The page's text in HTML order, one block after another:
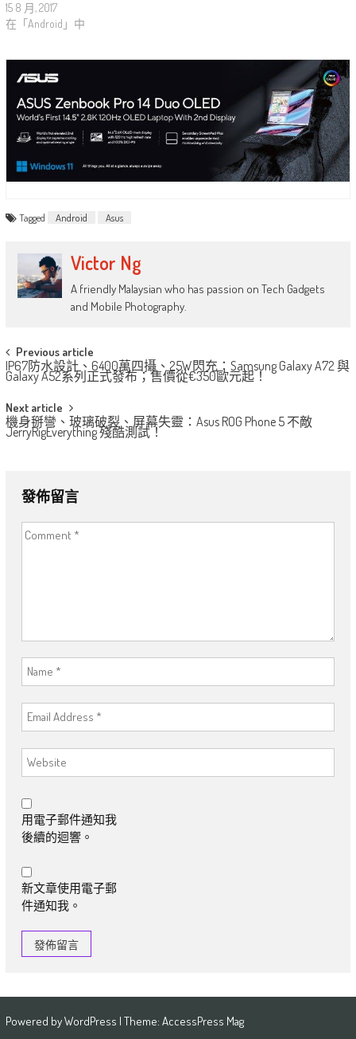
15 8 月, 2017
在「Android」中
Tagged Android Asus
Victor Ng
A friendly Malaysian who has passion on Tech Gadgets
and Mobile Photography.
Post
navigation
Previous article
IP67防水設計、6400萬四攝、25W閃充：Samsung Galaxy A72 與
Galaxy A52系列正式發布；售價從€350歐元起！
Next article
機身掰彎、玻璃破裂、屏幕失靈：Asus ROG Phone 5 不敵
JerryRigEverything 殘酷測試！
發佈留言
用電子郵件通知我
後續的迴響。
新文章使用電子郵
件通知我。
Powered byWordPress | Theme: AccessPress Mag